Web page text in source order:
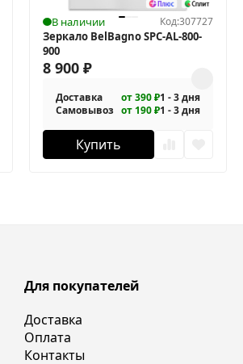
В наличии Код:307727
Зеркало BelBagno SPC-AL-800-
900
8 900₽
Доставка от 390 ₽1 - 3 дня
Самовывоз от 190 ₽1 - 3 дня
Купить
Для покупателей
Доставка
Оплата
Контакты